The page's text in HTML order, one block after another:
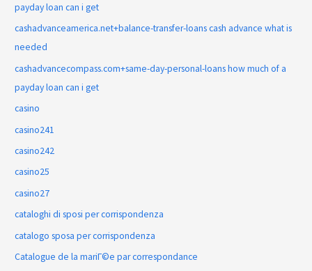
payday loan can i get
cashadvanceamerica.net+balance-transfer-loans cash advance what is
needed
cashadvancecompass.com+same-day-personal-loans how much of a
payday loan can i get
casino
casino241
casino242
casino25
casino27
cataloghi di sposi per corrispondenza
catalogo sposa per corrispondenza
Catalogue de la mariГ©e par correspondance